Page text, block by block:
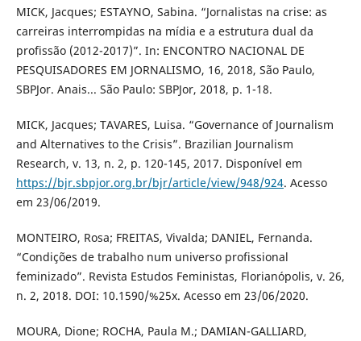
MICK, Jacques; ESTAYNO, Sabina. “Jornalistas na crise: as
carreiras interrompidas na mídia e a estrutura dual da
profissão (2012-2017)”. In: ENCONTRO NACIONAL DE
PESQUISADORES EM JORNALISMO, 16, 2018, São Paulo,
SBPJor. Anais... São Paulo: SBPJor, 2018, p. 1-18.
MICK, Jacques; TAVARES, Luisa. “Governance of Journalism
and Alternatives to the Crisis”. Brazilian Journalism
Research, v. 13, n. 2, p. 120-145, 2017. Disponível em
https://bjr.sbpjor.org.br/bjr/article/view/948/924. Acesso
em 23/06/2019.
MONTEIRO, Rosa; FREITAS, Vivalda; DANIEL, Fernanda.
“Condições de trabalho num universo profissional
feminizado”. Revista Estudos Feministas, Florianópolis, v. 26,
n. 2, 2018. DOI: 10.1590/%25x. Acesso em 23/06/2020.
MOURA, Dione; ROCHA, Paula M.; DAMIAN-GALLIARD,